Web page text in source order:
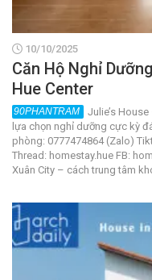
10/10/2025
Căn Hộ Nghỉ
Hue Center
Julie’s
lựa chọn nghỉ dưỡng cực kỳ
phòng: 0777474864 (Zalo)
Thread: homestay.hue FB:
Xuân City – cách trung tâm